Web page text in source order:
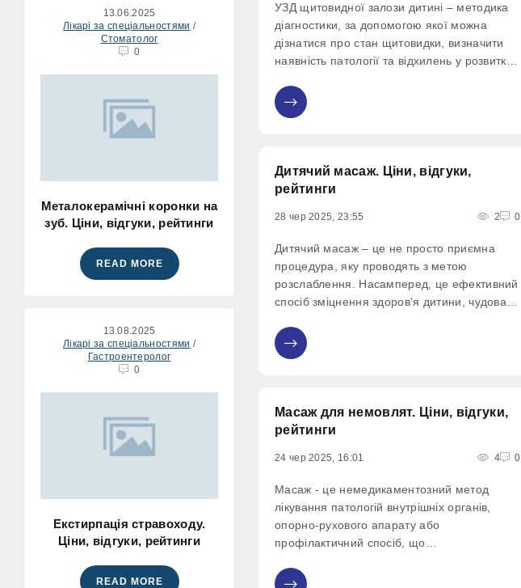
13.06.2025
Лікарі за спеціальностями /
Стоматолог
0
Металокерамічні коронки на
зуб. Ціни, відгуки, рейтинги
READ MORE
13.08.2025
Лікарі за спеціальностями /
Гастроентеролог
0
Екстирпація стравоходу.
Ціни, відгуки, рейтинги
READ MORE
УЗД щитовидної залози дитині – методика
діагностики, за допомогою якої можна
дізнатися про стан щитовидки, визначити
наявність патології та відхилень у розвитку.
тканини ультразвукові хвилі, які,
відбиваючись, перетворюються на чорно-
0
Дитячий масаж. Ціни, відгуки,
рейтинги
28 чер 2025, 23:55 2 0
Дитячий масаж – це не просто приємна
процедура, яку проводять з метою
розслаблення. Насамперед, це ефективний
спосіб зміцнення здоров'я дитини, чудова
засіб. Якщо проводити масаж з раннього
віку, то малюк буде правильно розвиватися
0
Масаж для немовлят. Ціни, відгуки,
рейтинги
24 чер 2025, 16:01 4 0
Масаж - це немедикаментозний метод
лікування патологій внутрішніх органів,
опорно-рухового апарату або
профілактичний спосіб, що
організму.